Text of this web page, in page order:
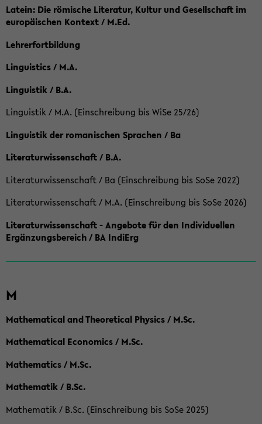
Latein: Die römische Literatur, Kultur und Gesellschaft im
europäischen Kontext / M.Ed.
Lehrerfortbildung
Linguistics / M.A.
Linguistik / B.A.
Linguistik / M.A. (Einschreibung bis WiSe 25/26)
Linguistik der romanischen Sprachen / Ba
Literaturwissenschaft / B.A.
Literaturwissenschaft / Ba (Einschreibung bis SoSe 2022)
Literaturwissenschaft / M.A. (Einschreibung bis SoSe 2026)
Literaturwissenschaft - Angebote für den Individuellen
Ergänzungsbereich / BA IndiErg
M
Mathematical and Theoretical Physics / M.Sc.
Mathematical Economics / M.Sc.
Mathematics / M.Sc.
Mathematik / B.Sc.
Mathematik / B.Sc. (Einschreibung bis SoSe 2025)